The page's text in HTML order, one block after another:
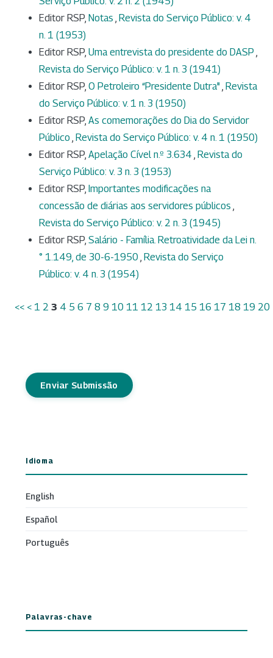
Editor RSP, Notas , Revista do Serviço Público: v. 4
n. 1 (1953)
Editor RSP, Uma entrevista do presidente do DASP ,
Revista do Serviço Público: v. 1 n. 3 (1941)
Editor RSP, O Petroleiro “Presidente Dutra" , Revista
do Serviço Público: v. 1 n. 3 (1950)
Editor RSP, As comemorações do Dia do Servidor
Público , Revista do Serviço Público: v. 4 n. 1 (1950)
Editor RSP, Apelação Cível n.º 3.634 , Revista do
Serviço Público: v. 3 n. 3 (1953)
Editor RSP, Importantes modificações na
concessão de diárias aos servidores públicos ,
Revista do Serviço Público: v. 2 n. 3 (1945)
Editor RSP, Salário - Família. Retroatividade da Lei n.
° 1.149, de 30-6-1950 , Revista do Serviço
Público: v. 4 n. 3 (1954)
<< < 1 2 3 4 5 6 7 8 9 10 11 12 13 14 15 16 17 18 19 20
Enviar Submissão
Idioma
English
Español
Português
Palavras-chave